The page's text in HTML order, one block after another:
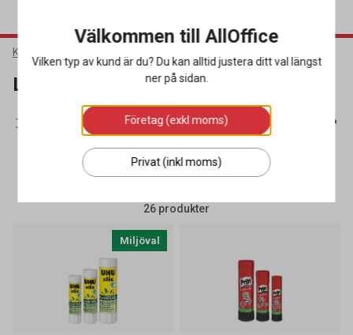
Kontorsmaterial
Lim
(30) Häftklammer (24) Lim(26) Panelsystem
SORTERA FILTRERA
26 produkter
Miljöval
Välkommen till AllOffice
Vilken typ av kund är du? Du kan alltid justera ditt val längst
ner på sidan.
Företag (exkl moms)
Privat (inkl moms)